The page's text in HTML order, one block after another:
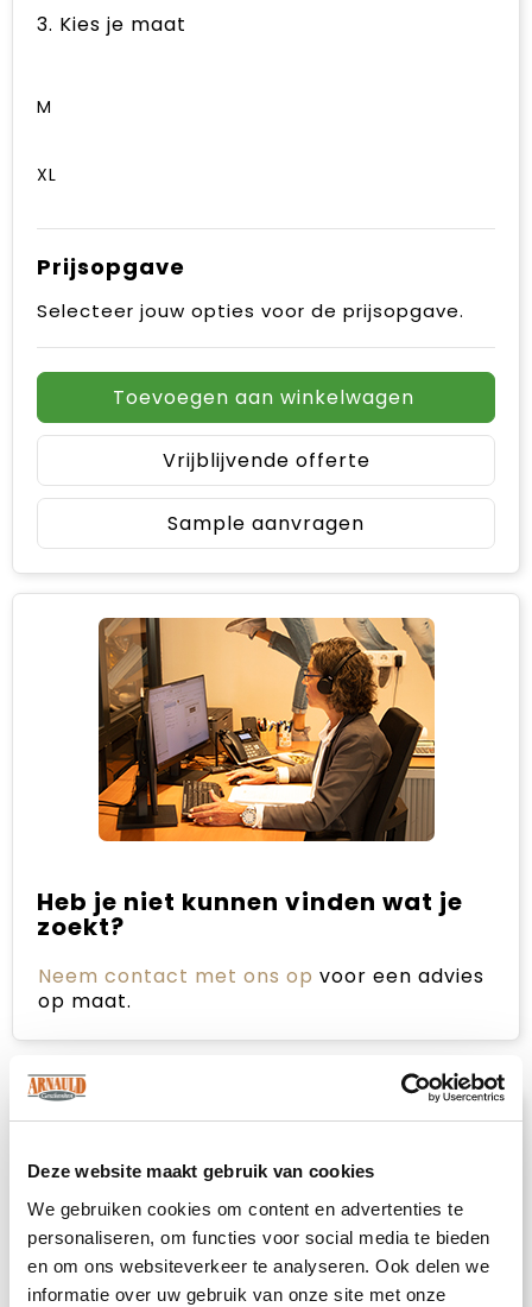
Deze website maakt gebruik van cookies
We gebruiken cookies om content en advertenties te
personaliseren, om functies voor social media te bieden
en om ons websiteverkeer te analyseren. Ook delen we
informatie over uw gebruik van onze site met onze
3. Kies je maat
M
XL
Prijsopgave
Selecteer jouw opties voor de prijsopgave.
Toevoegen aan winkelwagen
Vrijblijvende offerte
Sample aanvragen
Heb je niet kunnen vinden wat je
zoekt?
Neem contact met ons op voor een advies
op maat.
Omschrijving
Hul je in zachte luxe en voel je extra
comfortabel in deze Sophie Muval badjas in
kimono stijl. Te gebruiken als ochtendjas of
gewoon om lekker overdag in te relaxen.
Gemaakt van 100% katoen en beschikbaar in